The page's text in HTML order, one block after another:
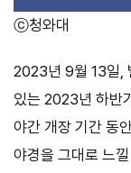
ⓒ청와대
2023년 9월 13일,
있는 2023년 하반기
야간 개장 기간 동
야경을 그대로 느